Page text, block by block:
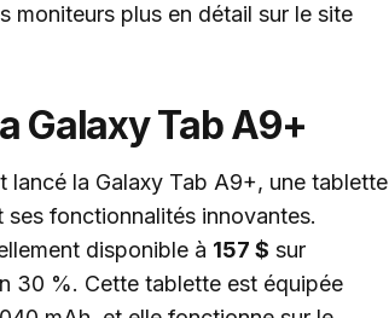
moniteurs plus en détail sur le site
Galaxy Tab A9+
lancé la Galaxy Tab A9+, une tablette
fonctionnalités innovantes.
disponible à 157 $ sur
30 %. Cette tablette est équipée